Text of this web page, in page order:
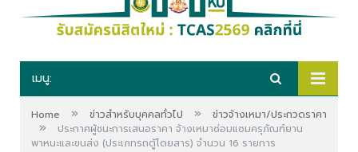
เมนู:
Home » ข่าวสำหรับบุคคลทั่วไป » ข่าวจ้างเหมา/ประกวดราคา
»
ประกาศผู้ชนะการเสนอราคา จ้างเหมาซ่อมแซมครุภัณฑ์ยาน
พาหนะและขนส่ง (ประเภทรถตู้โดยสาร) จำนวน 16 รายการ